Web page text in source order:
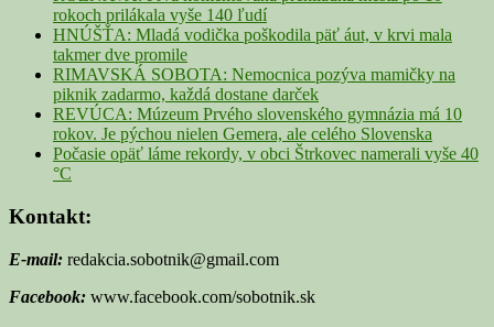
rokoch prilákala vyše 140 ľudí
HNÚŠŤA: Mladá vodička poškodila päť áut, v krvi mala
takmer dve promile
RIMAVSKÁ SOBOTA: Nemocnica pozýva mamičky na
piknik zadarmo, každá dostane darček
REVÚCA: Múzeum Prvého slovenského gymnázia má 10
rokov. Je pýchou nielen Gemera, ale celého Slovenska
Počasie opäť láme rekordy, v obci Štrkovec namerali vyše 40
°C
Kontakt:
E-mail: redakcia.sobotnik@gmail.com
Facebook: www.facebook.com/sobotnik.sk